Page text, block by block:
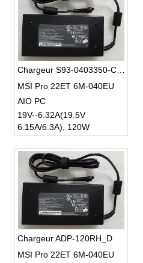
Chargeur S93-0403350-C54
MSI Pro 22ET 6M-040EU
AIO PC
19V--6.32A(19.5V
6.15A/6.3A), 120W
Chargeur ADP-120RH_D
MSI Pro 22ET 6M-040EU